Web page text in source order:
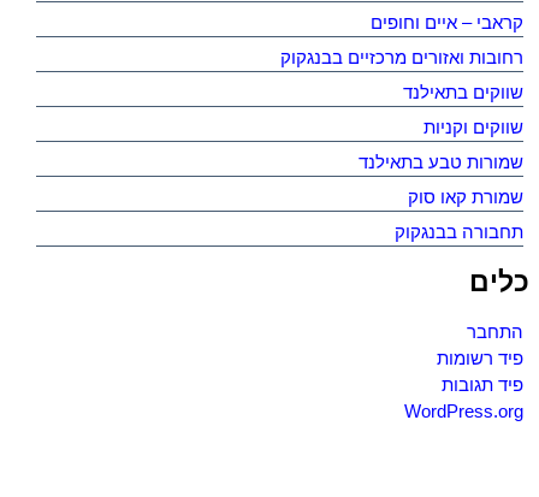
קראבי – איים וחופים
רחובות ואזורים מרכזיים בבנגקוק
שווקים בתאילנד
שווקים וקניות
שמורות טבע בתאילנד
שמורת קאו סוק
תחבורה בבנגקוק
כלים
התחבר
פיד רשומות
פיד תגובות
WordPress.org